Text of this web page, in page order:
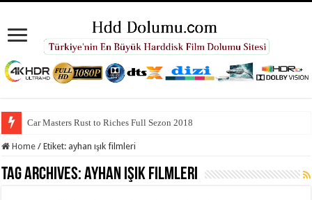
Car Masters Rust to Riches Full Sezon 2018
Home / Etiket: ayhan ışık filmleri
Tag Archives:ayhan ışık filmleri